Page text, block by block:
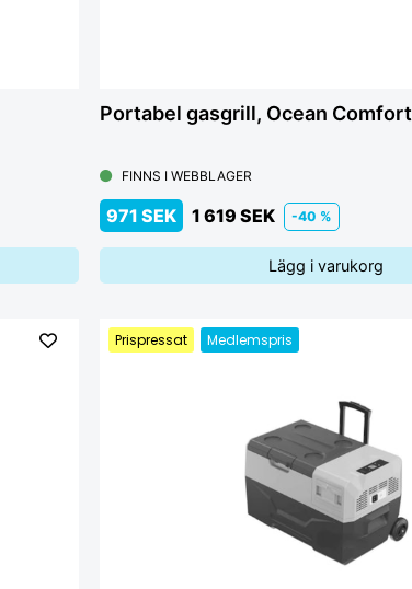
Portabel gasgrill, Ocean Comfort
FINNS I WEBBLAGER
971 SEK 1 619 SEK -40 %
Lägg i varukorg
Prispressat Medlemspris